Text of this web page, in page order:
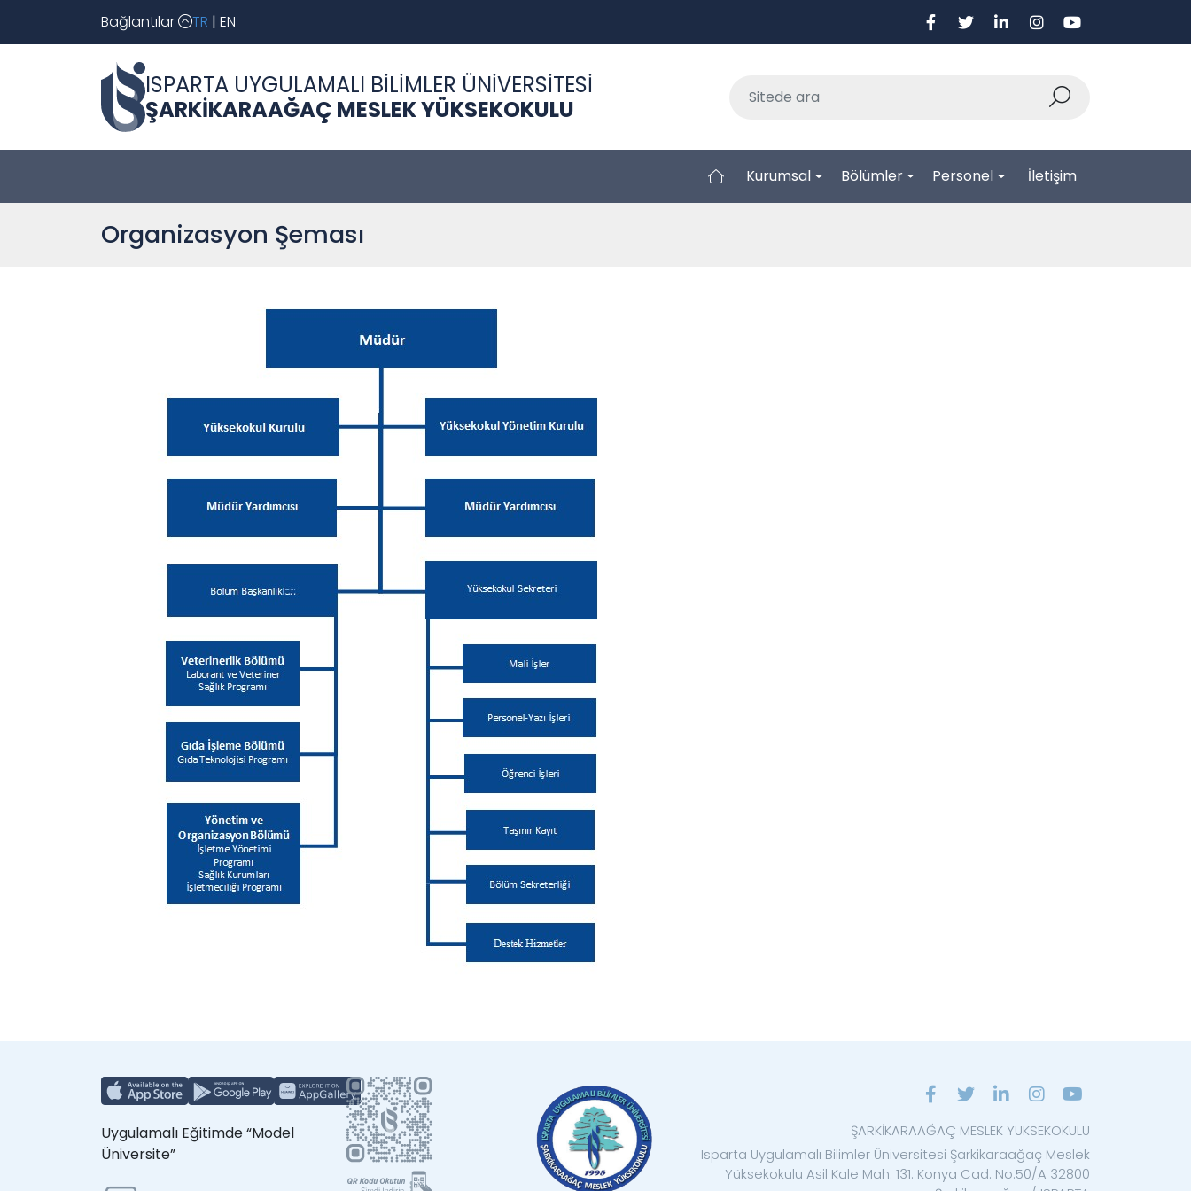
Bağlantılar TR | EN
ISPARTA UYGULAMALI BİLİMLER ÜNİVERSİTESİ
ŞARKİKARAAĞAÇ MESLEK YÜKSEKOKULU
Kurumsal Bölümler Personel İletişim
Organizasyon Şeması
Uygulamalı Eğitimde “Model
Üniversite”
ŞARKİKARAAĞAÇ MESLEK YÜKSEKOKULU
Isparta Uygulamalı Bilimler Üniversitesi Şarkikaraağaç Meslek
Yüksekokulu Asil Kale Mah. 131. Konya Cad. No:50/A 32800